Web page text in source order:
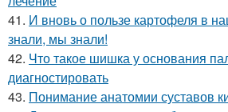
41. И вновь о пользе картофеля в
знали, мы знали!
42. Что такое шишка у основания
диагностировать
43. Понимание анатомии суставов